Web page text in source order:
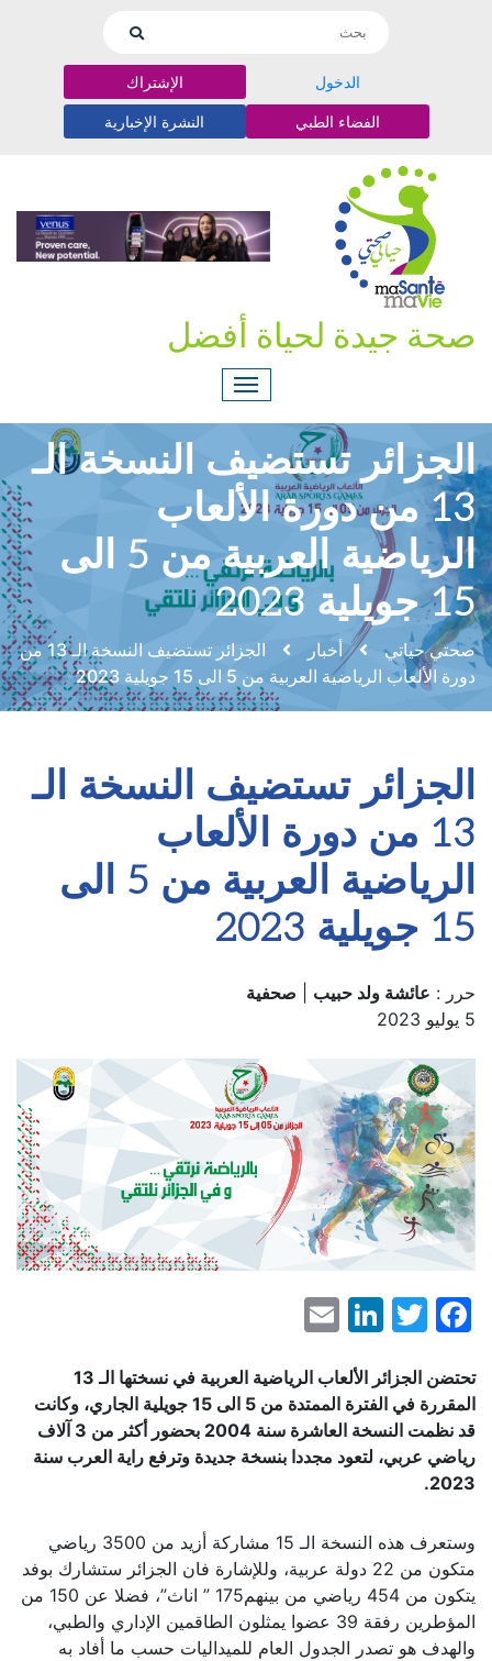
الدخول الإشتراك
الفضاء الطبي النشرة الإخبارية
صحة جيدة لحياة أفضل
الجزائر تستضيف النسخة الـ
13 من دورة الألعاب
الرياضية العربية من 5 الى
15 جويلية 2023
صحتي حياتي أخبار
الجزائر تستضيف النسخة الـ 13 من
دورة الألعاب الرياضية العربية من 5 الى 15 جويلية 2023
الجزائر تستضيف النسخة الـ
13 من دورة الألعاب
الرياضية العربية من 5 الى
15 جويلية 2023
حرر : عائشة ولد حبيب
صحفية
5 يوليو 2023
Facebook
Twitter
LinkedIn
تحتضن الجزائر الألعاب الرياضية العربية في نسختها الـ 13
المقررة في الفترة الممتدة من 5 الى 15 جويلية الجاري، وكانت
قد نظمت النسخة العاشرة سنة 2004 بحضور أكثر من 3 آلاف
رياضي عربي، لتعود مجددا بنسخة جديدة وترفع راية العرب سنة
2023.
وستعرف هذه النسخة الـ 15 مشاركة أزيد من 3500 رياضي
متكون من 22 دولة عربية، وللإشارة فان الجزائر ستشارك بوفد
يتكون من 454 رياضي من بينهم175 ” اناث”، فضلا عن 150 من
المؤطرين رفقة 39 عضوا يمثلون الطاقمين الإداري والطبي،
والهدف هو تصدر الجدول العام للميداليات حسب ما أفاد به